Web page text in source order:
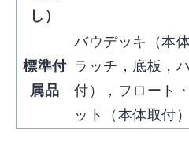
し）
標準付
属品
バウデッキ（本
ラッチ，底板，
付），フロート
ット（本体取付